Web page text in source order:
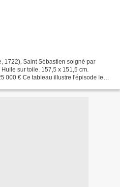
1722), Saint Sébastien soigné par
sur toile. 157,5 x 151,5 cm.
000 € Ce tableau illustre l'épisode le